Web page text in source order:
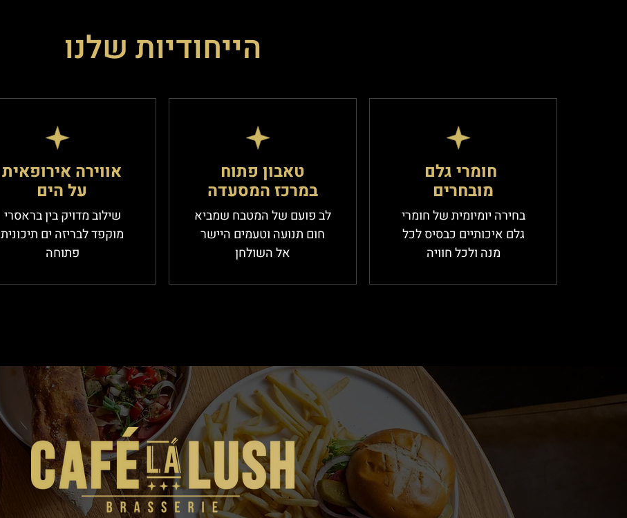
הייחודיות שלנו
חומרי גלם
מובחרים
בחירה יומיומית של חומרי
גלם איכותיים כבסיס לכל
מנה ולכל חוויה
טאבון פתוח
במרכז המסעדה
לב פועם של המטבח שמביא
חום תנועה וטעמים היישר
אל השולחן
אווירה אירופאית
על הים
שילוב מדויק בין בראסרי
מוקפד לבריזה ים תיכונית
פתוחה